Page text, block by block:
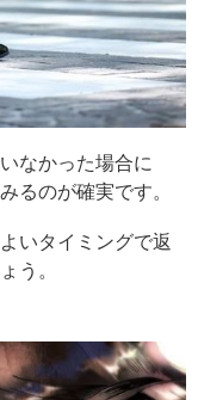
なかった場合に
るのが確実です。
いタイミングで返
う。